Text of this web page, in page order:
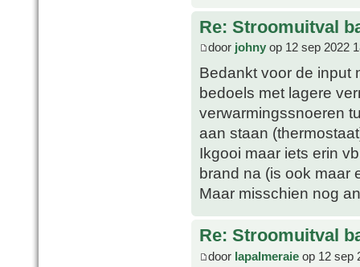
Re: Stroomuitval
door johny op 12 sep 2022
Bedankt voor de input
bedoels met lagere
verwarmingssnoeren
aan staan
Ikgooi maar iets erin
brand na (is ook maar
Maar misschien nog
Re: Stroomuitval
door lapalmeraie op 12 sep